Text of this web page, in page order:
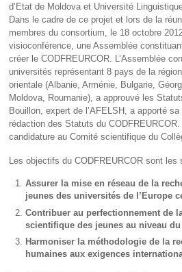
d’Etat de Moldova et Université
Dans le cadre de ce projet et lors de la
membres du consortium, le 18 octobre
visioconférence, une Assemblée
créer le CODFREURCOR. L’Assemblée
universités représentant 8 pays de la
orientale (Albanie, Arménie, Bulgarie,
Moldova, Roumanie), a approuvé les
Bouillon, expert de l’AFELSH, a apporté
rédaction des Statuts du
candidature au Comité scientifique du
Les objectifs du CODFREURCOR sont les
Assurer la mise en réseau de la
jeunes des universités de l’Europe
Contribuer au perfectionnement de
scientifique des jeunes au niveau
Harmoniser la méthodologie de la
humaines aux exigences